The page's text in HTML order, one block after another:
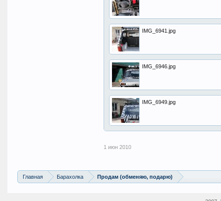
IMG_6941.jpg
IMG_6946.jpg
IMG_6949.jpg
1 июн 2010
Главная Барахолка Продам (обменяю, подарю)